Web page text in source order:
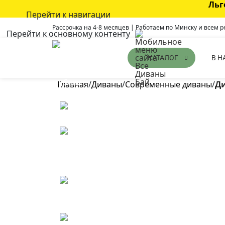
Перейти к навигации
Перейти к основному контенту
Рассрочка на 4-8 месяцев | Работаем по Минску и всем
КАТАЛОГ В
Главная/Диваны/Современные диваны/